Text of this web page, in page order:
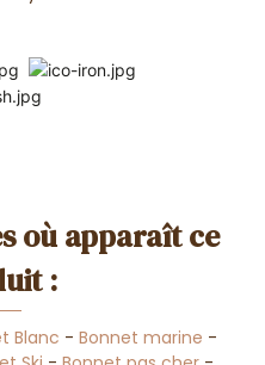
où apparaît ce
:
Blanc - Bonnet marine -